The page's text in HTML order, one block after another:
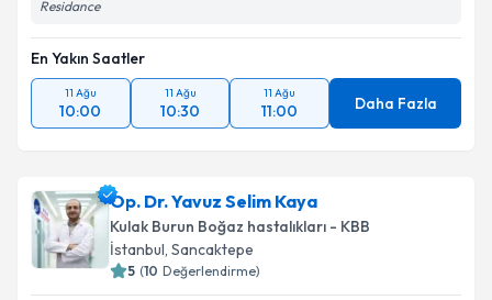
Residance
En Yakın Saatler
11 Ağu
10:00
11 Ağu
10:30
11 Ağu
11:00 Daha Fazla
Op. Dr. Yavuz Selim Kaya
Kulak Burun Boğaz hastalıkları - KBB
İstanbul, Sancaktepe
5 (10 Değerlendirme)